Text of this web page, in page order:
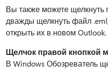
Вы также можете
дважды щелкнуть файл
открыть их в новом Outlook.
Щелчок правой кнопкой
В Windows Обозреватель